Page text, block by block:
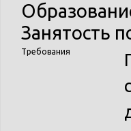
Занятость
Требования